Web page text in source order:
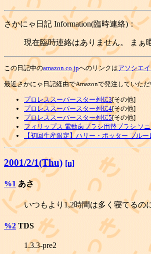
さかにゃ日記 Information(臨時連絡)：
現在臨時連絡はありません。 まぁ
この日記中のamazon.co.jpへのリンクはアソシエ
最近さかにゃ日記経由でAmazonで発注していた
プロレススーパースター列伝3[その他]
プロレススーパースター列伝4[その他]
プロレススーパースター列伝5[その他]
フィリップス 電動歯ブラシ用替ブラシ ソ
【初回生産限定】ハリー・ポッター ブル
2001/2/1(Thu) [n]
%1 あさ
いつもより1,2時間は多く寝てるの
%2 TDS
1.3.3-pre2